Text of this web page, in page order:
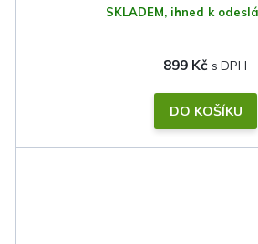
SKLADEM, ihned k
899 Kč
DO KOŠÍKU